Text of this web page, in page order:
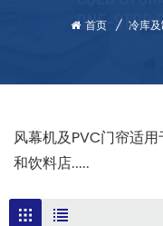
首页 / 冷库
风幕机及PVC门帘适
和饮料店.....